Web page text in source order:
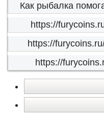
Как рыбалка
https://
https://
https://